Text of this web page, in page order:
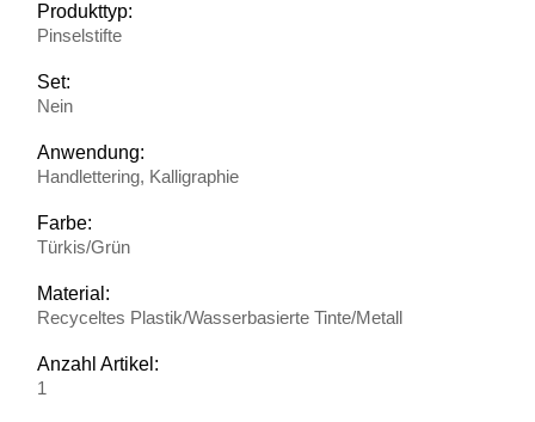
Produkttyp:
Pinselstifte
Set:
Nein
Anwendung:
Handlettering, Kalligraphie
Farbe:
Türkis/Grün
Material:
Recyceltes Plastik/Wasserbasierte Tinte/Metall
Anzahl Artikel:
1